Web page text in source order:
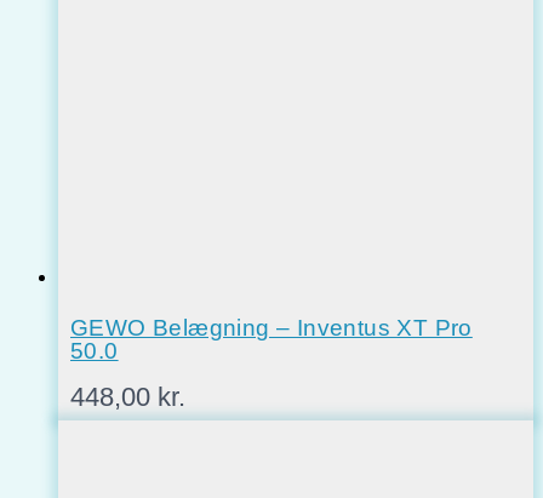
GEWO Belægning – Inventus XT Pro
50.0
448,00 kr.